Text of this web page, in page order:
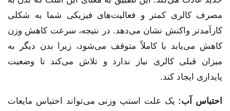
مصرف کالری کمتر و فعالیت‌های فیزیکی شما به شکلی
کارآمدتر واکنش نشان می‌دهد. در نتیجه، سرعت کاهش وزن
کاهش می‌یابد یا کاملاً متوقف می‌شود، زیرا بدن دیگر به
میزان قبلی کالری نیاز ندارد و تلاش می‌کند تا وضعیت
پایداری ایجاد کند.
احتباس آب: یک علت استپ وزنی می‌تواند احتباس مایعات